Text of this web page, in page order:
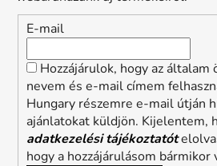
E-mail
Hozzájárulok, hogy az
nevem és e-mail címem
Hungary részemre e-mail útján
ajánlatokat küldjön. Kijelentem,
adatkezelési tájékoztatót
hogy a hozzájárulásom bármikor